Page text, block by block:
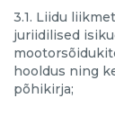
3.1. Liidu
juriidilised
hooldus ning
põhikirja;